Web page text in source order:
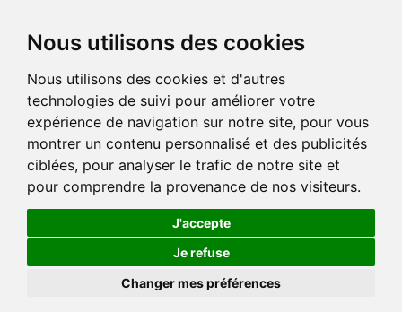
Nous utilisons des cookies
Nous utilisons des cookies et d'autres
technologies de suivi pour améliorer votre
expérience de navigation sur notre site, pour vous
montrer un contenu personnalisé et des publicités
ciblées, pour analyser le trafic de notre site et
pour comprendre la provenance de nos visiteurs.
J'accepte
Je refuse
Changer mes préférences